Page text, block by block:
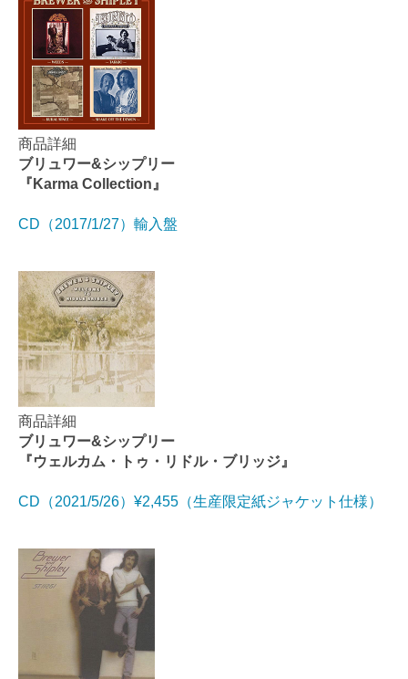
商品詳細
ブリュワー&シップリー
『Karma Collection』
CD（2017/1/27）輸入盤
商品詳細
ブリュワー&シップリー
『ウェルカム・トゥ・リドル・ブリッジ』
CD（2021/5/26）¥2,455（生産限定紙ジャケット仕様）